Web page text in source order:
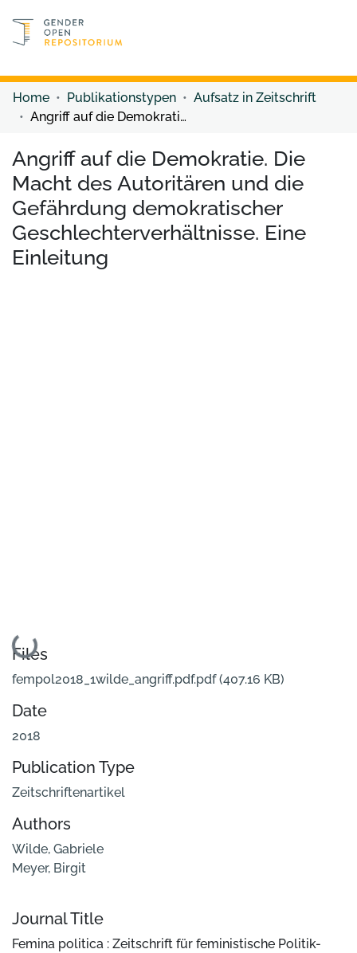
Discover content
Home Publikationstypen
Aufsatz in Zeitschrift
Angriff auf die Demokratie. Die Macht des Autoritären und die Gefährdung demokratischer Geschlechterverhältnisse. Eine Einleitung
Angriff auf die Demokratie. Die
Macht des Autoritären und die
Gefährdung demokratischer
Geschlechterverhältnisse. Eine
Einleitung
Loading...
Files
fempol2018_1wilde_angriff.pdf.pdf(407.16 KB)
Date
2018
Publication Type
Zeitschriftenartikel
Authors
Wilde, Gabriele
Meyer, Birgit
Journal Title
Femina politica : Zeitschrift für feministische Politik-